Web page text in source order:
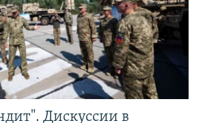
Дискуссии в